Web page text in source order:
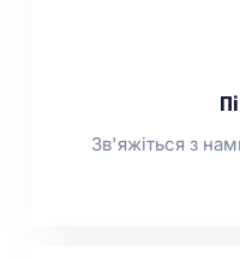
Зв'яжіться з